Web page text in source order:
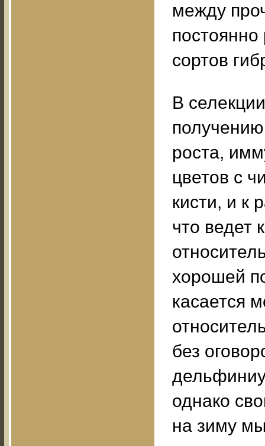
между
сортов
В
роста,
цветов с
кисти, и к
что ведет
хорошей
касается
без
однако
на зиму